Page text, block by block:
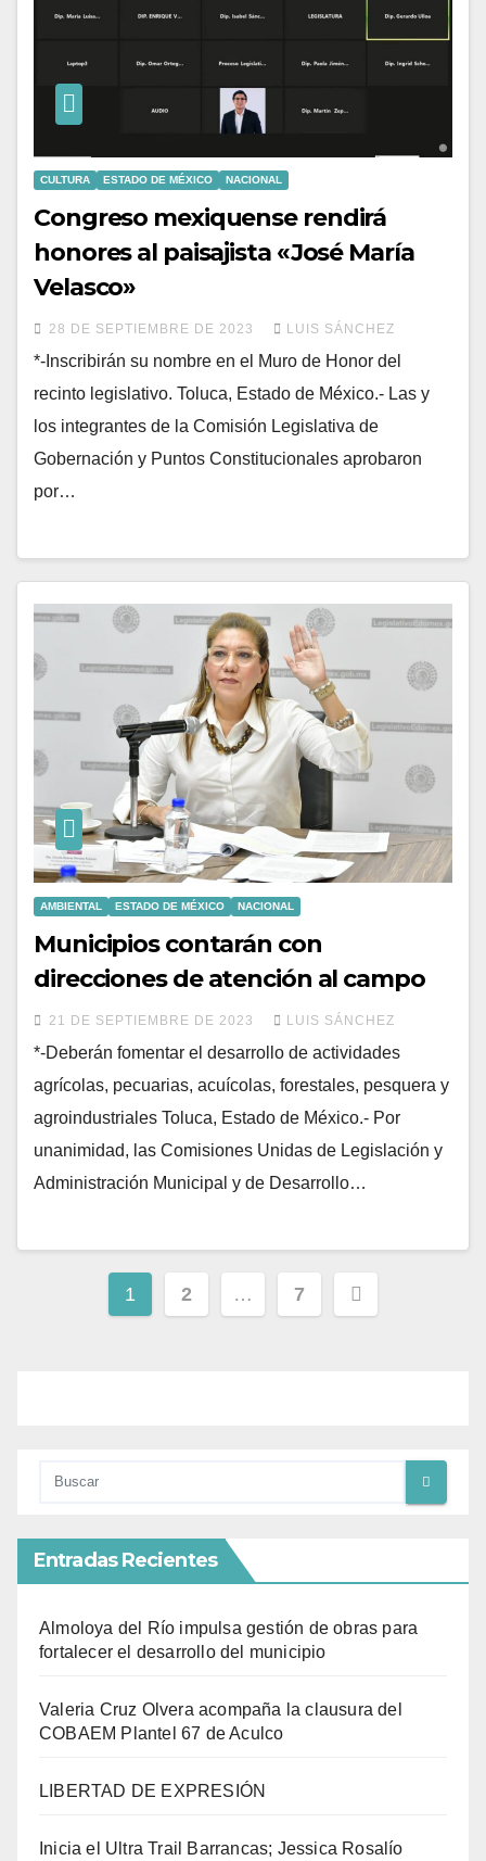
CULTURA ESTADO DE MÉXICO NACIONAL
Congreso mexiquense rendirá
honores al paisajista «José María
Velasco»
28 DE SEPTIEMBRE DE 2023 LUIS SÁNCHEZ
*-Inscribirán su nombre en el Muro de Honor del
recinto legislativo. Toluca, Estado de México.- Las y
los integrantes de la Comisión Legislativa de
Gobernación y Puntos Constitucionales aprobaron
por…
AMBIENTAL ESTADO DE MÉXICO NACIONAL
Municipios contarán con
direcciones de atención al campo
21 DE SEPTIEMBRE DE 2023 LUIS SÁNCHEZ
*-Deberán fomentar el desarrollo de actividades
agrícolas, pecuarias, acuícolas, forestales, pesquera y
agroindustriales Toluca, Estado de México.- Por
unanimidad, las Comisiones Unidas de Legislación y
Administración Municipal y de Desarrollo…
1 2 … 7
Entradas Recientes
Almoloya del Río impulsa gestión de obras para
fortalecer el desarrollo del municipio
Valeria Cruz Olvera acompaña la clausura del
COBAEM Plantel 67 de Aculco
LIBERTAD DE EXPRESIÓN
Inicia el Ultra Trail Barrancas; Jessica Rosalío